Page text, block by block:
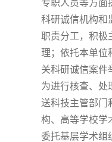
专职人员等方面
科研诚信机构和
职责分工，积极
理；依托本单位
关科研诚信案件
为进行核查、处
送科技主管部门
构、高等学校学
委托基层学术组